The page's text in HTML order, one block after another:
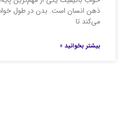
ذهن انسان است. بدن در طول
می‌کند تا
بیشتر بخوانید »